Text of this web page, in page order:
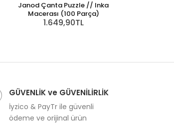
Janod Çanta Puzzle // Inka
Macerası (100 Parça)
1.649,90TL
GÜVENLİK ve GÜVENİLİRLİK
İyzico & PayTr ile güvenli
ödeme ve orijinal ürün